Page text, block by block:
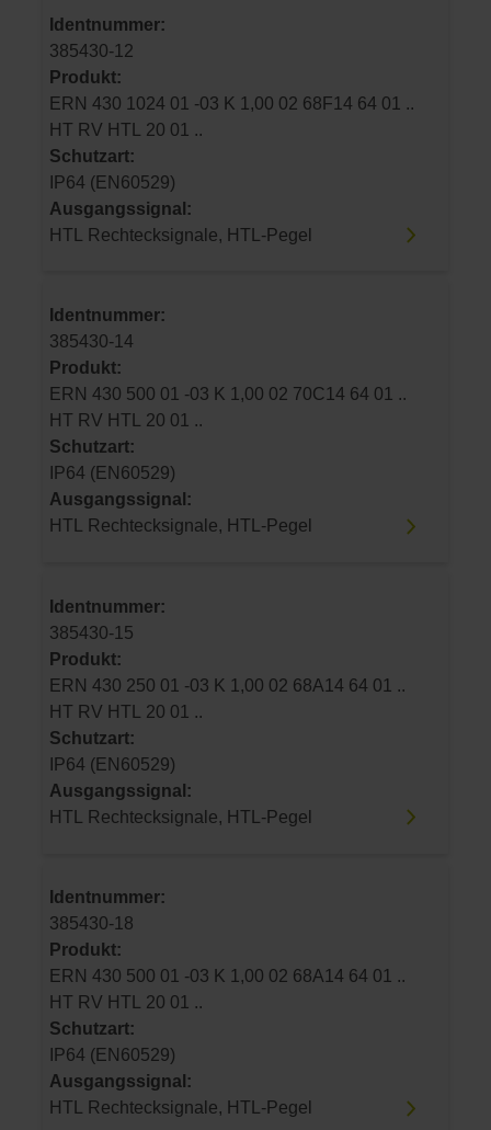
Identnummer:
385430-12
Produkt:
ERN 430 1024 01 -03 K 1,00 02 68F14 64 01 ..
HT RV HTL 20 01 ..
Schutzart:
IP64 (EN60529)
Ausgangssignal:
HTL Rechtecksignale, HTL-Pegel
Identnummer:
385430-14
Produkt:
ERN 430 500 01 -03 K 1,00 02 70C14 64 01 ..
HT RV HTL 20 01 ..
Schutzart:
IP64 (EN60529)
Ausgangssignal:
HTL Rechtecksignale, HTL-Pegel
Identnummer:
385430-15
Produkt:
ERN 430 250 01 -03 K 1,00 02 68A14 64 01 ..
HT RV HTL 20 01 ..
Schutzart:
IP64 (EN60529)
Ausgangssignal:
HTL Rechtecksignale, HTL-Pegel
Identnummer:
385430-18
Produkt:
ERN 430 500 01 -03 K 1,00 02 68A14 64 01 ..
HT RV HTL 20 01 ..
Schutzart:
IP64 (EN60529)
Ausgangssignal:
HTL Rechtecksignale, HTL-Pegel